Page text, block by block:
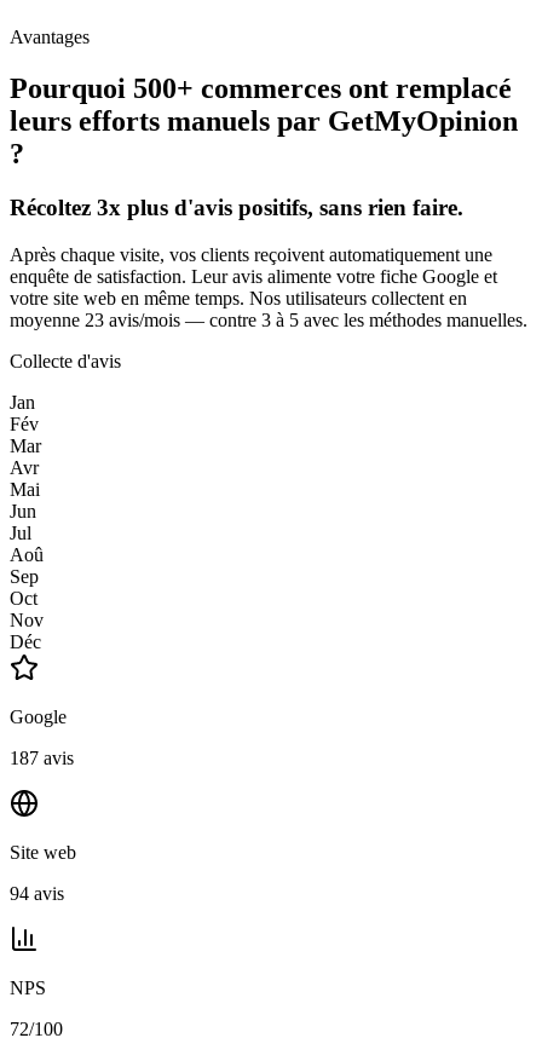
Avantages
Pourquoi 500+ commerces ont remplacé
leurs efforts manuels par GetMyOpinion
?
Récoltez 3x plus d'avis positifs, sans rien faire.
Après chaque visite, vos clients reçoivent automatiquement une
enquête de satisfaction. Leur avis alimente votre fiche Google et
votre site web en même temps. Nos utilisateurs collectent en
moyenne 23 avis/mois — contre 3 à 5 avec les méthodes manuelles.
Collecte d'avis
Jan
Fév
Mar
Avr
Mai
Jun
Jul
Aoû
Sep
Oct
Nov
Déc
Google
187 avis
Site web
94 avis
NPS
72/100